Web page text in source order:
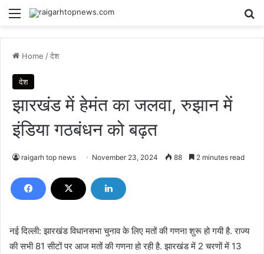
Menu
Home /देश
देश
झारखंड में हेमंत का जलवा, रुझान में
इंडिया गठबंधन को बढ़त
raigarh top news November 23, 2024 88 2 minutes read
नई दिल्ली: झारखंड विधानसभा चुनाव के लिए मतों की गणना शुरू हो गयी है. राज्य
की सभी 81 सीटों पर आज मतों की गणना हो रही है. झारखंड में 2 चरणों में 13